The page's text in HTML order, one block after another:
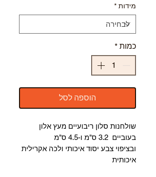
מידות *
כמות *
הוספה לסל
שולחנות סלון ריבועיים מעץ אלון
בעוביים 3.2 ס"מ ו-4.5 ס"מ
ובציפוי צבע יסוד איכותי ולכה אקרילית
איכותית